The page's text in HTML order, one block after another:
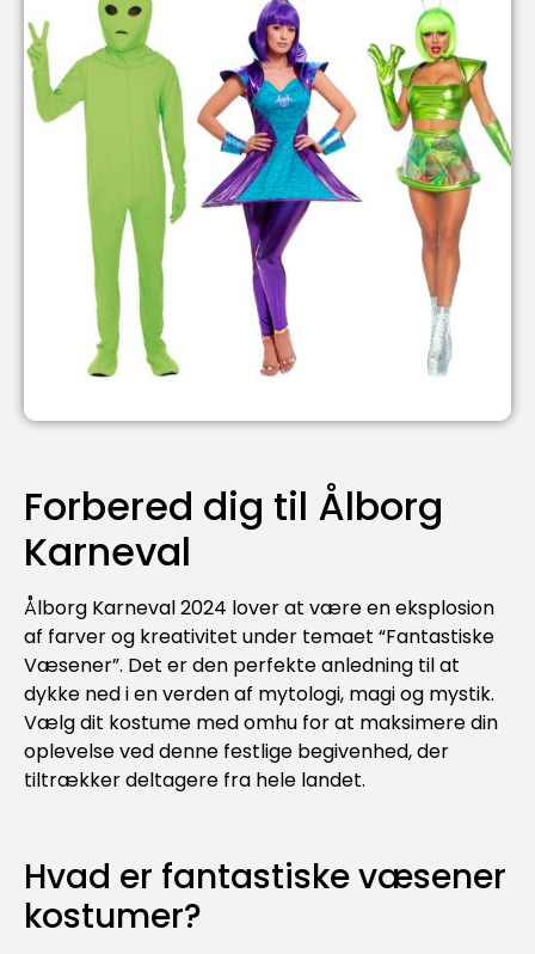
Forbered dig til Ålborg
Karneval
Ålborg Karneval 2024 lover at være en eksplosion
af farver og kreativitet under temaet “Fantastiske
Væsener”. Det er den perfekte anledning til at
dykke ned i en verden af mytologi, magi og mystik.
Vælg dit kostume med omhu for at maksimere din
oplevelse ved denne festlige begivenhed, der
tiltrækker deltagere fra hele landet.
Hvad er fantastiske væsener
kostumer?